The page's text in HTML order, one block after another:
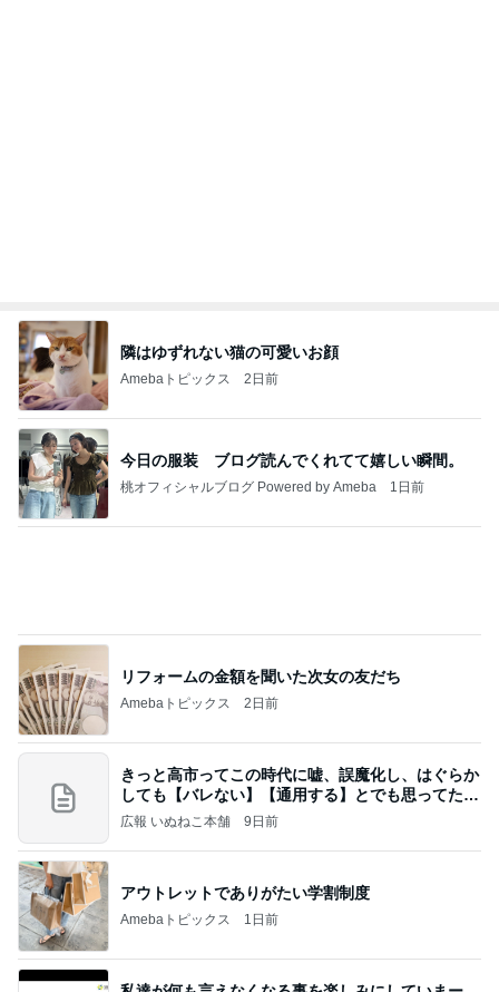
私達が何も言えなくなる事を楽しみにしていまー
最後の悪あがき 2日前
娘が観た映画のざわざわする内容
乳がんと思った結果は更年期障害
Amebaトピックス